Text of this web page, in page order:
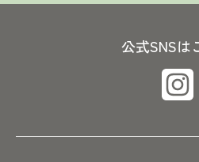
公式SNSは